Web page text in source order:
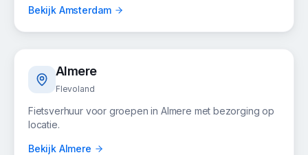
Bekijk Amsterdam
Almere
Flevoland
Fietsverhuur voor groepen in Almere met bezorging op
locatie.
Bekijk Almere